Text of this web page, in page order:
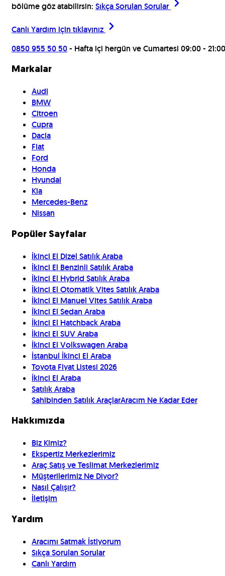
bölüme göz atabilirsin: Sıkça Sorulan Sorular
Canlı Yardım için tıklayınız
0850 955 50 50- Hafta içi hergün ve Cumartesi 09:00 - 21:00
Markalar
Audi
BMW
Citroen
Cupra
Dacia
Fiat
Ford
Honda
Hyundai
Kia
Mercedes-Benz
Nissan
Popüler Sayfalar
İkinci El Dizel Satılık Araba
İkinci El Benzinli Satılık Araba
İkinci El Hybrid Satılık Araba
İkinci El Otomatik Vites Satılık Araba
İkinci El Manuel Vites Satılık Araba
İkinci El Sedan Araba
İkinci El Hatchback Araba
İkinci El SUV Araba
İkinci El Volkswagen Araba
İstanbul İkinci El Araba
Toyota Fiyat Listesi 2026
İkinci El Araba
Satılık Araba
Sahibinden Satılık AraçlarAracım Ne Kadar Eder
Hakkımızda
Biz Kimiz?
Ekspertiz Merkezlerimiz
Araç Satış ve Teslimat Merkezlerimiz
Müşterilerimiz Ne Diyor?
Nasıl Çalışır?
İletişim
Yardım
Aracımı Satmak İstiyorum
Sıkça Sorulan Sorular
Canlı Yardım